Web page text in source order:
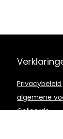
Privacybeleid
algemene
Gelieerde